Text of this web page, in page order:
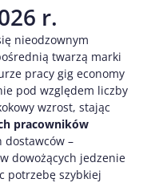
r.
nieodzownym
twarzą marki
pracy gig economy
pod względem liczby
wzrost, stając
pracowników
dostawców –
dowożących jedzenie
potrzebę szybkiej